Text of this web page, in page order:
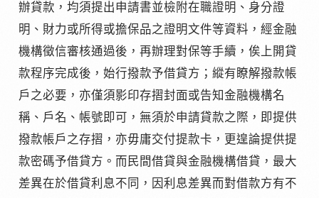
辦貸款，均須提出申請書並檢附在職證明、身分證
明、財力或所得或擔保品之證明文件等資料，經金融
機構徵信審核通過後，再辦理對保等手續，俟上開貸
款程序完成後，始行撥款予借貸方；縱有瞭解撥款帳
戶之必要，亦僅須影印存摺封面或告知金融機構名
稱、戶名、帳號即可，無須於申請貸款之際，即提供
撥款帳戶之存摺，亦毋庸交付提款卡，更遑論提供提
款密碼予借貸方。而民間借貸與金融機構借貸，最大
差異在於借貸利息不同，因利息差異而對借款方有不